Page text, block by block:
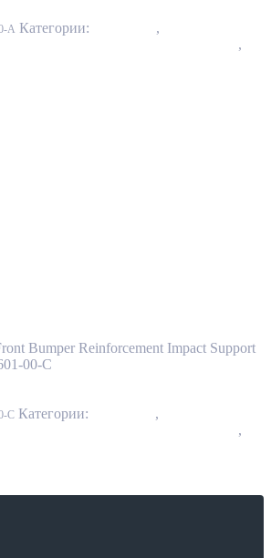
A Категории: ,
,
Bumper Reinforcement Impact Support
00-C
C Категории: ,
,